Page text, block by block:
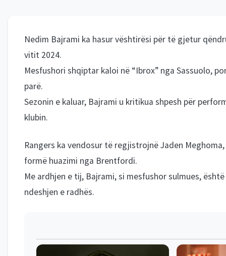
Nedim Bajrami ka hasur vështirësi për të gjetur
vitit 2024.
Mesfushori shqiptar kaloi në “Ibrox” nga Sassuolo,
parë.
Sezonin e kaluar, Bajrami u kritikua shpesh për
klubin.
Rangers ka vendosur të regjistrojnë Jaden
formë huazimi nga Brentfordi.
Me ardhjen e tij, Bajrami, si mesfushor sulmues,
ndeshjen e radhës.